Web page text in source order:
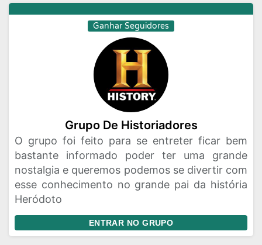
Ganhar Seguidores
Grupo De Historiadores
O grupo foi feito para se entreter ficar bem
bastante informado poder ter uma grande
nostalgia e queremos podemos se divertir com
esse conhecimento no grande pai da história
Heródoto
ENTRAR NO GRUPO